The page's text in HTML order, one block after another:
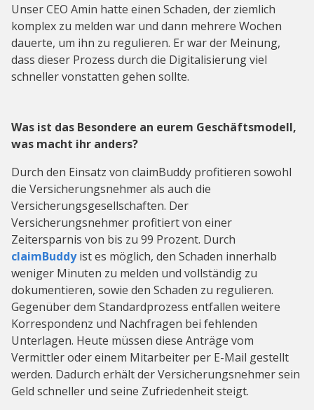
Unser CEO Amin hatte einen Schaden, der ziemlich
komplex zu melden war und dann mehrere Wochen
dauerte, um ihn zu regulieren. Er war der Meinung,
dass dieser Prozess durch die Digitalisierung viel
schneller vonstatten gehen sollte.
Was ist das Besondere an eurem Geschäftsmodell,
was macht ihr anders?
Durch den Einsatz von claimBuddy profitieren sowohl
die Versicherungsnehmer als auch die
Versicherungsgesellschaften. Der
Versicherungsnehmer profitiert von einer
Zeitersparnis von bis zu 99 Prozent. Durch
claimBuddyist es möglich, den Schaden innerhalb
weniger Minuten zu melden und vollständig zu
dokumentieren, sowie den Schaden zu regulieren.
Gegenüber dem Standardprozess entfallen weitere
Korrespondenz und Nachfragen bei fehlenden
Unterlagen. Heute müssen diese Anträge vom
Vermittler oder einem Mitarbeiter per E-Mail gestellt
werden. Dadurch erhält der Versicherungsnehmer sein
Geld schneller und seine Zufriedenheit steigt.